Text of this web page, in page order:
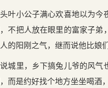
叶小公子满心欢喜地以为今
不把人放在眼里的富家子弟
的阳刚之气，继而说他比娘
城里，乡下搞兔儿爷的风
而是约好找个地方坐坐喝酒